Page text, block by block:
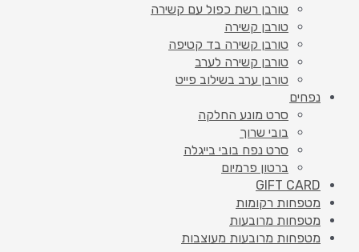
טורבן רשת כפול עם קשירה
טורבן קשירה
טורבן קשירה בד קטיפה
טורבן קשירה לערב
טורבן ערב בשילוב פייט
נפחים
סרט מונע החלקה
בובי שרוך
סרט נפח בובי בייגלה
ברטון פרמיום
GIFT CARD
מטפחות רקומות
מטפחות מרובעות
מטפחות מרובעות מעוצבות